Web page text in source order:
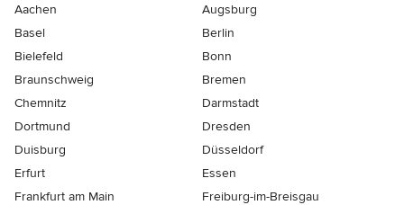
Aachen
Augsburg
Basel
Berlin
Bielefeld
Bonn
Braunschweig
Bremen
Chemnitz
Darmstadt
Dortmund
Dresden
Duisburg
Düsseldorf
Erfurt
Essen
Frankfurt am Main
Freiburg-im-Breisgau